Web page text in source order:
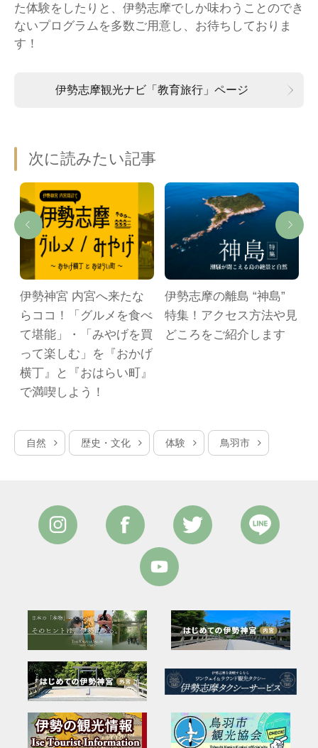
た体験をしたりと、伊勢志摩でしか味わうことのでき
ないプログラムを多数ご用意し、お待ちしておりま
す！
伊勢志摩観光ナビ「教育旅行」ページ
次に読みたい記事
伊勢神宮 内宮へ来たな
らココ！「グルメを食べ
て堪能」・「みやげを買
って楽しむ」を『おかげ
横丁』と『おはらい町』
で満喫しよう！
伊勢志摩の離島 “神島”
特集！アクセス方法や見
どころをご紹介します
自然 歴史・文化 体験 鳥羽市